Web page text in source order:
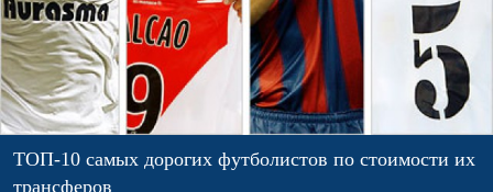
ТОП-10 самых дорогих футболистов по стоимости их
трансферов